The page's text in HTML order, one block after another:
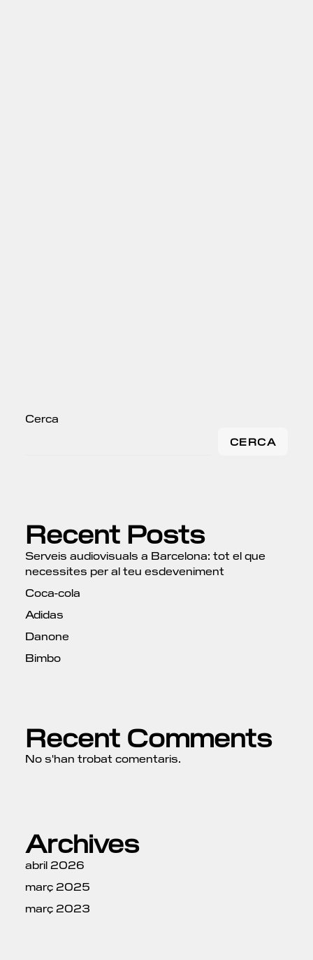
Cerca
CERCA
Recent Posts
Serveis audiovisuals a Barcelona: tot el que
necessites per al teu esdeveniment
Coca-cola
Adidas
Danone
Bimbo
Recent Comments
No s'han trobat comentaris.
Archives
abril 2026
març 2025
març 2023